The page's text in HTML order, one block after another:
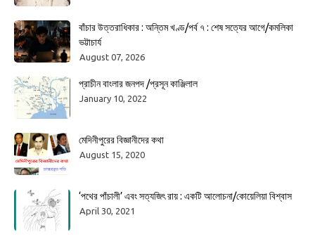
বাঁচার উত্তরাধিকার : অন্তিম খণ্ড/পর্ব ৭ : শেষ সত্যের আগে/কমলিকা
ভট্টাচার্য
August 07, 2026
প্রাচীন বাংলার জনপদ /প্রসূন কাঞ্জিলাল
January 10, 2022
মেদিনীপুরের বিজ্ঞানীদের কথা
August 15, 2020
‘পথের পাঁচালী’ এবং সত্যজিৎ রায় : একটি আলোচনা/কোয়েলিয়া বিশ্বাস
April 30, 2021